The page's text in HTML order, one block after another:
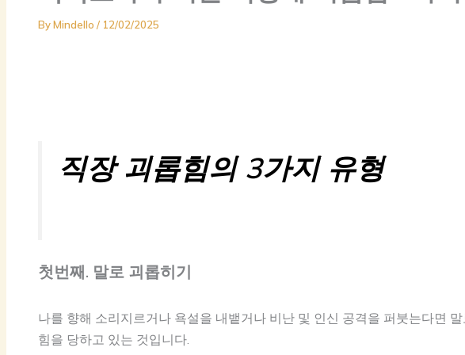
ByMindello / 12/02/2025
직장 괴롭힘의 3가지 유형
첫번째. 말로 괴롭히기
나를 향해 소리지르거나 욕설을 내뱉거나 비난 및 인신 공격을 퍼붓는다면
힘을 당하고 있는 것입니다.